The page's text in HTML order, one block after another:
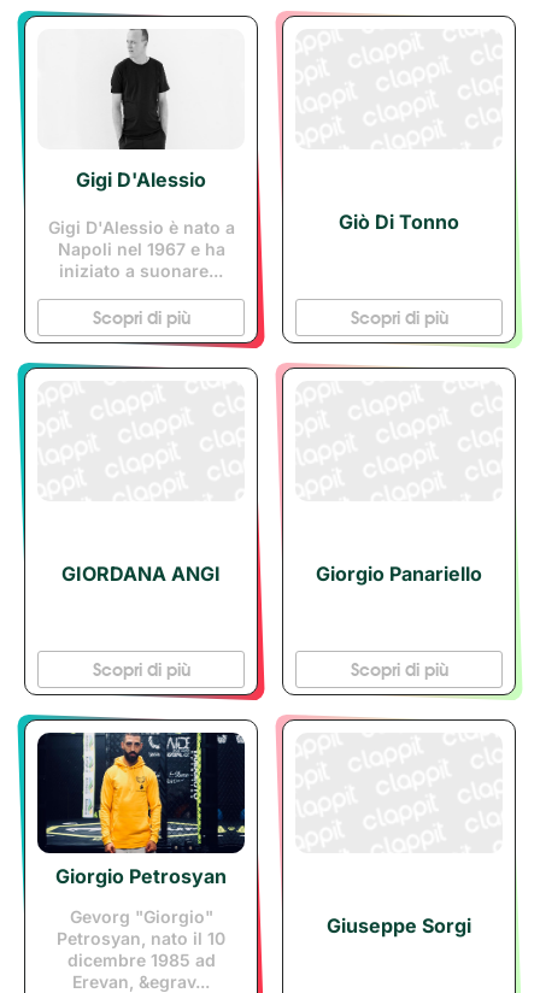
Gigi D'Alessio
Gigi D'Alessio è nato a
Napoli nel 1967 e ha
iniziato a suonare...
Scopri di più
Giò Di Tonno
Scopri di più
GIORDANA ANGI
Scopri di più
Giorgio Panariello
Scopri di più
Giorgio Petrosyan
Gevorg "Giorgio"
Petrosyan, nato il 10
dicembre 1985 ad
Erevan, &egrav...
Giuseppe Sorgi